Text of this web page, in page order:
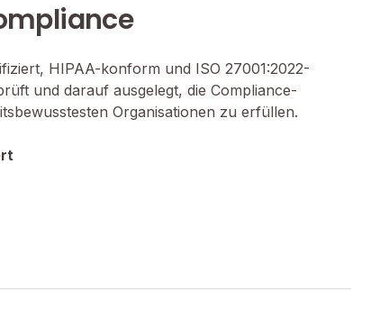
HIPAA-konform und ISO 27001:2022-
und darauf ausgelegt, die Compliance-
Organisationen zu erfüllen.